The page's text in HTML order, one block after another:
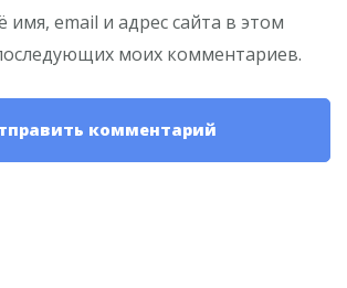
имя, email и адрес сайта в этом
моих комментариев.